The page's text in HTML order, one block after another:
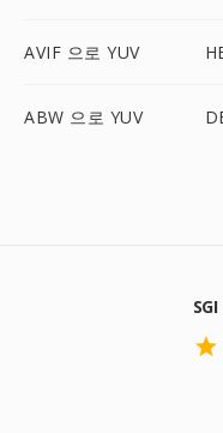
AVIF 으로 YUV
ABW 으로 YUV